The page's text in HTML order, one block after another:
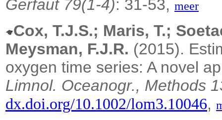
Gerfaut 79(1-4): 31-53, meer
Cox, T.J.S.; Maris, T.;
Meysman, F.J.R. (2015).
oxygen time series: A novel
Limnol. Oceanogr., Methods
dx.doi.org/10.1002/lom3.10046,